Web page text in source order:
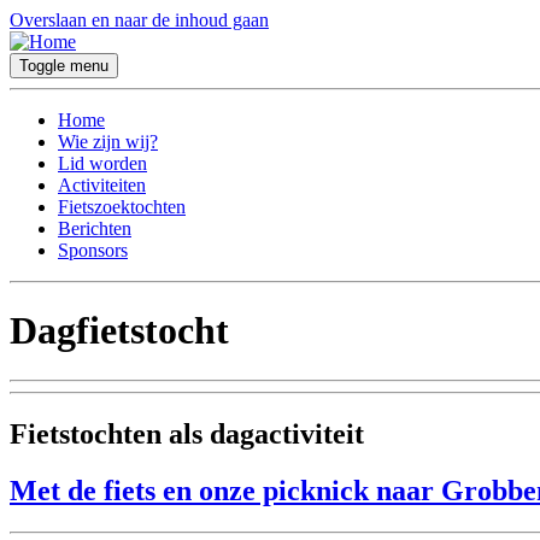
Overslaan en naar de inhoud gaan
Toggle menu
Home
Wie zijn wij?
Lid worden
Activiteiten
Fietszoektochten
Berichten
Sponsors
Dagfietstocht
Fietstochten als dagactiviteit
Met de fiets en onze picknick naar